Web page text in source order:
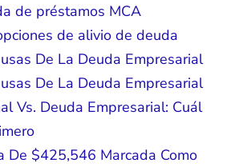
de préstamos MCA
de alivio de deuda
De La Deuda Empresarial
De La Deuda Empresarial
Vs. Deuda Empresarial: Cuál
De $425,546 Marcada Como